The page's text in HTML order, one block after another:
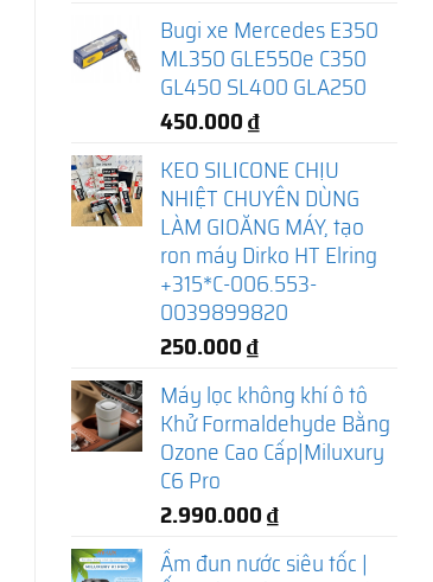
Bugi xe Mercedes E350
ML350 GLE550e C350
GL450 SL400 GLA250
450.000₫
KEO SILICONE CHỊU
NHIỆT CHUYÊN DÙNG
LÀM GIOĂNG MÁY, tạo
ron máy Dirko HT Elring
+315*C-006.553-
0039899820
250.000₫
Máy lọc không khí ô tô
Khử Formaldehyde Bằng
Ozone Cao Cấp|Miluxury
C6 Pro
2.990.000₫
Ấm đun nước siêu tốc |